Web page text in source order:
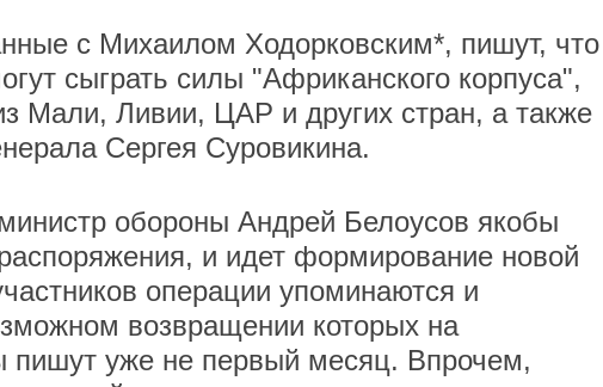
с Михаилом Ходорковским*, пишут, что
сыграть силы "Африканского корпуса",
Мали, Ливии, ЦАР и других стран, а также
Сергея Суровикина.
обороны Андрей Белоусов якобы
и идет формирование новой
операции упоминаются и
возвращении которых на
пишут уже не первый месяц. Впрочем,